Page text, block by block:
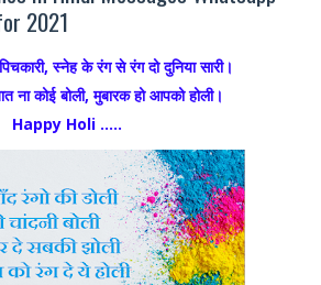
2021
स्नेह के रंग से रंग दो दुनिया सारी।
ना कोई बोली, मुबारक हो आपको होली।
Happy Holi .....